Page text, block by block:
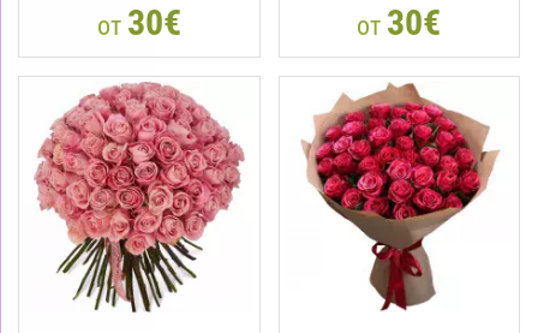
от 30€ от 30€